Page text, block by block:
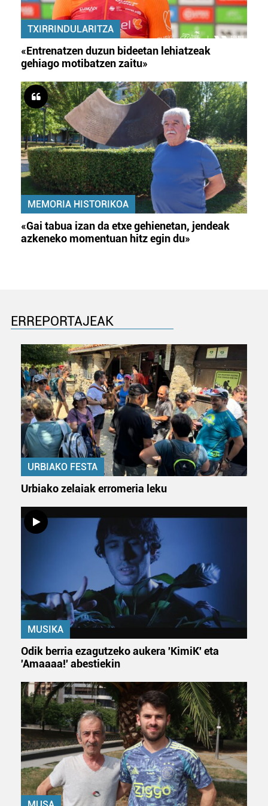
TXIRRINDULARITZA
«Entrenatzen duzun bideetan lehiatzeak
gehiago motibatzen zaitu»
MEMORIA HISTORIKOA
«Gai tabua izan da etxe gehienetan, jendeak
azkeneko momentuan hitz egin du»
ERREPORTAJEAK
URBIAKO FESTA
Urbiako zelaiak erromeria leku
MUSIKA
Odik berria ezagutzeko aukera 'KimiK' eta
'Amaaaa!' abestiekin